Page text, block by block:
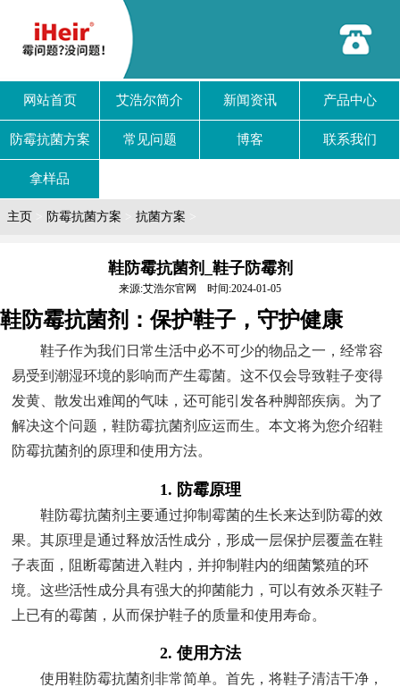
网站首页 艾浩尔简介 新闻资讯 产品中心
防霉抗菌方案 常见问题 博客 联系我们
拿样品
主页 防霉抗菌方案 抗菌方案
鞋防霉抗菌剂_鞋子防霉剂
来源:艾浩尔官网 时间:2024-01-05
鞋防霉抗菌剂：保护鞋子，守护健康
鞋子作为我们日常生活中必不可少的物品之一，经常容
易受到潮湿环境的影响而产生霉菌。这不仅会导致鞋子变得
发黄、散发出难闻的气味，还可能引发各种脚部疾病。为了
解决这个问题，鞋防霉抗菌剂应运而生。本文将为您介绍鞋
防霉抗菌剂的原理和使用方法。
1. 防霉原理
鞋防霉抗菌剂主要通过抑制霉菌的生长来达到防霉的效
果。其原理是通过释放活性成分，形成一层保护层覆盖在鞋
子表面，阻断霉菌进入鞋内，并抑制鞋内的细菌繁殖的环
境。这些活性成分具有强大的抑菌能力，可以有效杀灭鞋子
上已有的霉菌，从而保护鞋子的质量和使用寿命。
2. 使用方法
使用鞋防霉抗菌剂非常简单。首先，将鞋子清洁干净，